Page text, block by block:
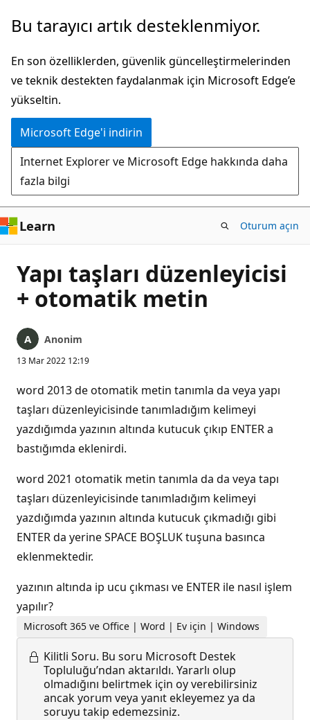
Ana
atla
Bu tarayıcı artık desteklenmiyor.
En son özelliklerden, güvenlik güncelleştirmelerinden
ve teknik destekten faydalanmak için Microsoft Edge’e
yükseltin.
Microsoft Edge'i indirin
Internet Explorer ve Microsoft Edge hakkında daha
fazla bilgi
Learn Oturum açın
Yapı taşları düzenleyicisi
+ otomatik metin
Anonim
13 Mar 2022 12:19
word 2013 de otomatik metin tanımla da veya yapı
taşları düzenleyicisinde tanımladığım kelimeyi
yazdığımda yazının altında kutucuk çıkıp ENTER a
bastığımda eklenirdi.
word 2021 otomatik metin tanımla da da veya tapı
taşları düzenleyicisinde tanımladığım kelimeyi
yazdığımda yazının altında kutucuk çıkmadığı gibi
ENTER da yerine SPACE BOŞLUK tuşuna basınca
eklenmektedir.
yazının altında ip ucu çıkması ve ENTER ile nasıl işlem
yapılır?
Microsoft 365 ve Office | Word | Ev için | Windows
Kilitli Soru. Bu soru Microsoft Destek
Topluluğu’ndan aktarıldı. Yararlı olup
olmadığını belirtmek için oy verebilirsiniz
ancak yorum veya yanıt ekleyemez ya da
soruyu takip edemezsiniz.